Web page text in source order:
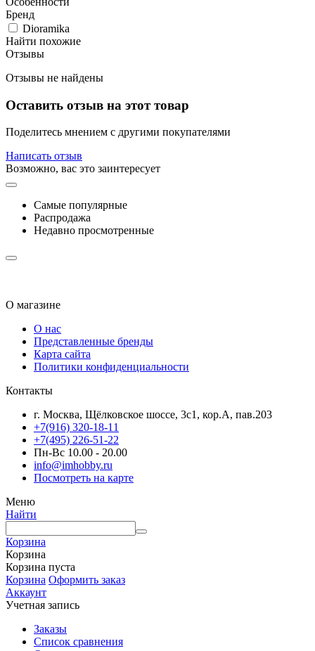
Бренд
Dioramika
Найти похожие
Отзывы
Отзывы не найдены
Оставить отзыв на этот товар
Поделитесь мнением с другими покупателями
Написать отзыв
Возможно, вас это заинтересует
Самые популярные
Распродажа
Недавно просмотренные
О магазине
О нас
Представленные бренды
Карта сайта
Политики конфиденциальности
Контакты
г. Москва, Щёлковское шоссе, 3с1, кор.А, пав.203
+7(916) 320-18-11
+7(495) 226-51-22
Пн-Вс 10.00 - 20.00
info@imhobby.ru
Посмотреть на карте
Меню
Найти
Корзина
Корзина
Корзина пуста
Корзина Оформить заказ
Аккаунт
Учетная запись
Заказы
Список сравнения